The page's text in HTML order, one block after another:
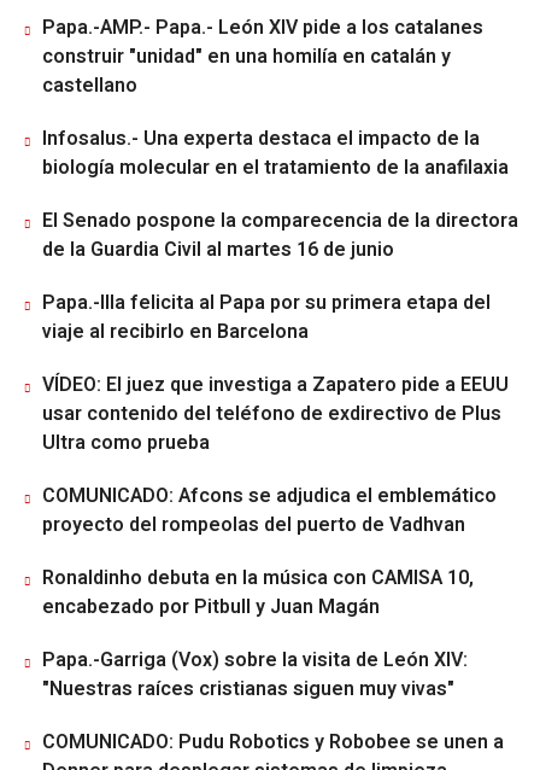
Papa.-AMP.- Papa.- León XIV pide a los catalanes
construir "unidad" en una homilía en catalán y
castellano
Infosalus.- Una experta destaca el impacto de la
biología molecular en el tratamiento de la anafilaxia
El Senado pospone la comparecencia de la directora
de la Guardia Civil al martes 16 de junio
Papa.-Illa felicita al Papa por su primera etapa del
viaje al recibirlo en Barcelona
VÍDEO: El juez que investiga a Zapatero pide a EEUU
usar contenido del teléfono de exdirectivo de Plus
Ultra como prueba
COMUNICADO: Afcons se adjudica el emblemático
proyecto del rompeolas del puerto de Vadhvan
Ronaldinho debuta en la música con CAMISA 10,
encabezado por Pitbull y Juan Magán
Papa.-Garriga (Vox) sobre la visita de León XIV:
"Nuestras raíces cristianas siguen muy vivas"
COMUNICADO: Pudu Robotics y Robobee se unen a